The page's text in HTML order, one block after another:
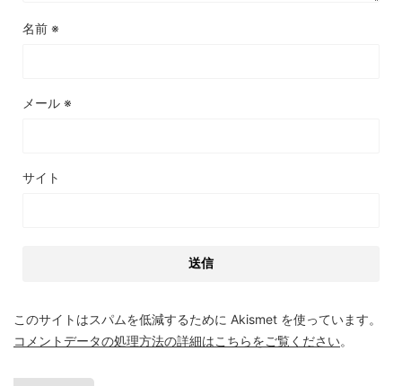
名前 ※
メール ※
サイト
このサイトはスパムを低減するために Akismet を使っています。
コメントデータの処理方法の詳細はこちらをご覧ください。